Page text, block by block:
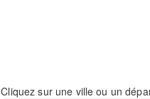
Cliquez sur une ville ou un